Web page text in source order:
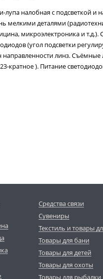
лупа налобная с подсветкой и
мелкими деталями
микроэлектроника и
(угол подсветки
направленности линз.
кратное ). Питание
Средства связи
Сувениры
Текстиль и товары
Товары для бани
Товары для детей
Товары для охоты
Товары для рыбалки